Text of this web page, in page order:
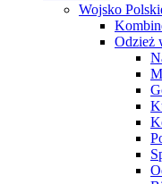
Wojsko
Odzież